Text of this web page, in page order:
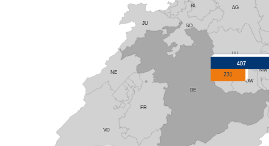
BE
LU
OW
NW
FR
SO
BL AG
VD
NE
JU
407
231